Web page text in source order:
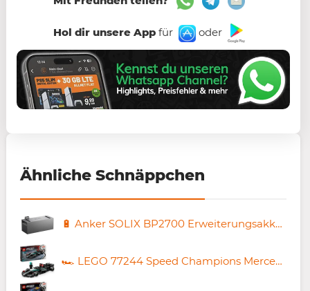
Hol dir unsere Appfür oder
Ähnliche Schnäppchen
🔋 Anker SOLIX BP2700 Erweiterungsakku mit 2688 Wh für 558,64€ (statt 599€)
🏎️ LEGO 77244 Speed Champions Mercedes-AMG F1 W15 für 16,49€ (statt 21€)